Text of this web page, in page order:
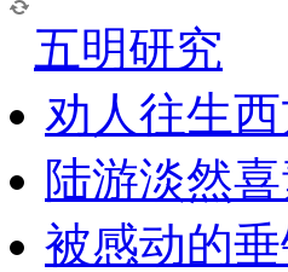
五明研究
劝人往生
陆游淡然
被感动的